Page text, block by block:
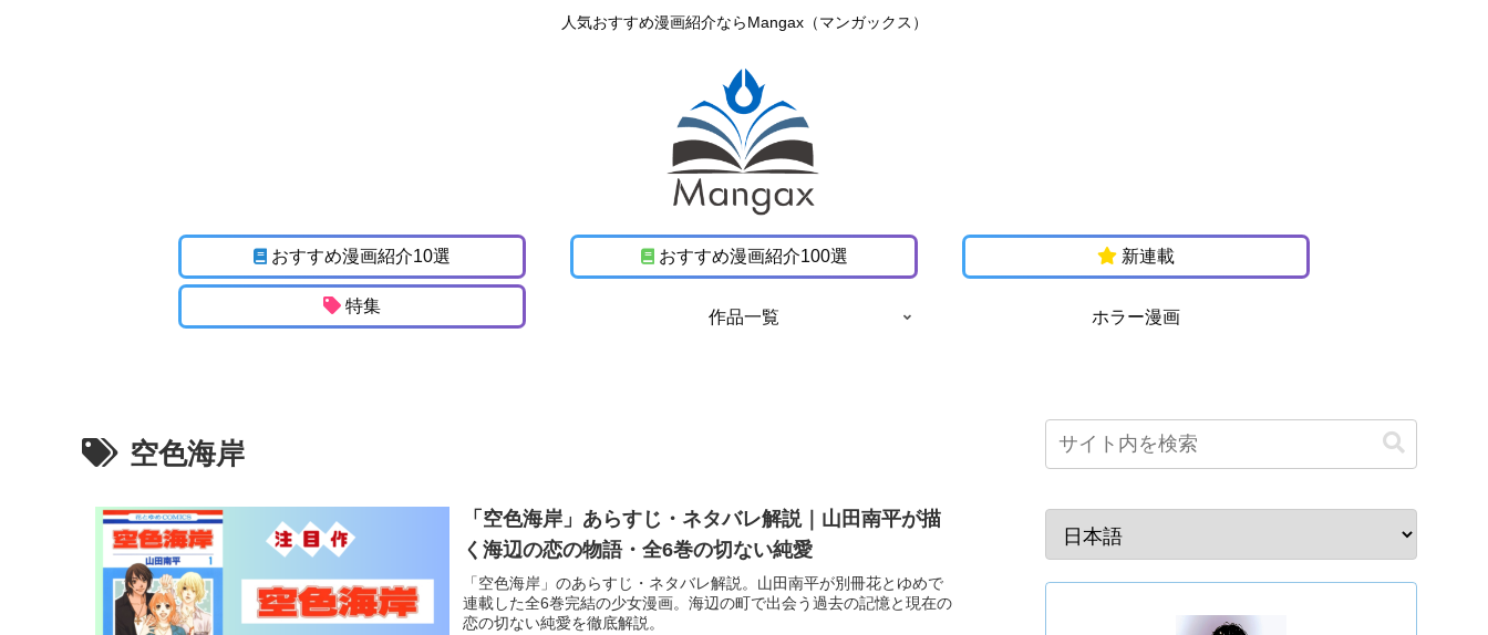
人気おすすめ漫画紹介ならMangax（マンガックス）
おすすめ漫画紹介10選 おすすめ漫画紹介100選 新連載
特集
作品一覧 ホラー漫画
空色海岸
「空色海岸」あらすじ・ネタバレ解説｜山田南平が描
く海辺の恋の物語・全6巻の切ない純愛
「空色海岸」のあらすじ・ネタバレ解説。山田南平が別冊花とゆめで
連載した全6巻完結の少女漫画。海辺の町で出会う過去の記憶と現在の
恋の切ない純愛を徹底解説。